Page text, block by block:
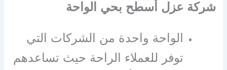
شركة عزل أسطح بحي الواحة
الواحة واحدة من الشركات التي
توفر للعملاء الراحة حيث تساعدهم